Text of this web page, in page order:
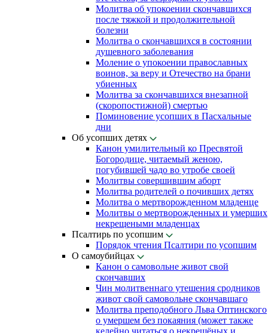
Молитва об упокоении скончавшихся
после тяжкой и продолжительной
болезни
Молитва о скончавшихся в состоянии
душевного заболевания
Моление о упокоении православных
воинов, за веру и Отечество на брани
убиенных
Молитва за скончавшихся внезапной
(скоропостижной) смертью
Поминовение усопших в Пасхальные
дни
Об усопших детях
Канон умилительный ко Пресвятой
Богородице, читаемый женою,
погубившей чадо во утробе своей
Молитвы совершившим аборт
Молитва родителей о почивших детях
Молитва о мертворожденном младенце
Молитвы о мертворожденных и умерших
некрещеными младенцах
Псалтирь по усопшим
Порядок чтения Псалтири по усопшим
О самоубийцах
Канон о самовольне живот свой
скончавших
Чин молитвеннаго утешения сродников
живот свой самовольне скончавшаго
Молитва преподобного Льва Оптинского
о умершем без покаяния (может также
келейно читаться о некрещёных и